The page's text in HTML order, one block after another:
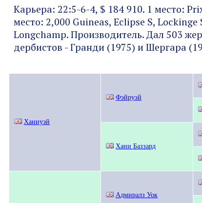
Карьера: 22:5-6-4, $ 184 910. 1 место:
место: 2,000 Guineas, Eclipse S,
Longchamp. Производитель. Дал 503
дербистов - Гранди (1975) и Шергара
Ханиуэй
Фэйруэй
Хани Баззард
Адмиралз Уок